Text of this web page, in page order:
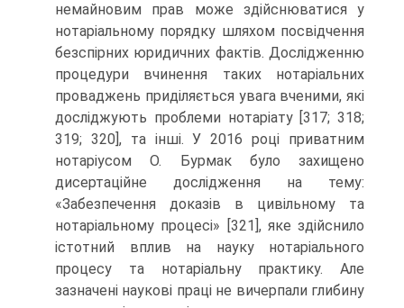
немайновим прав може здійснюватися у
нотаріальному порядку шляхом посвідчення
безспірних юридичних фактів. Дослідженню
процедури вчинення таких нотаріальних
проваджень приділяється увага вченими, які
досліджують проблеми нотаріату [317; 318;
319; 320], та інші. У 2016 році приватним
нотаріусом О. Бурмак було захищено
дисертаційне дослідження на тему:
«Забезпечення доказів в цивільному та
нотаріальному процесі» [321], яке здійснило
істотний вплив на науку нотаріального
процесу та нотаріальну практику. Але
зазначені наукові праці не вичерпали глибину